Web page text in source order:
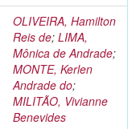
OLIVEIRA, Hamilton
Reis de; LIMA,
Mônica de Andrade;
MONTE, Kerlen
Andrade do;
MILITÃO, Vivianne
Benevides